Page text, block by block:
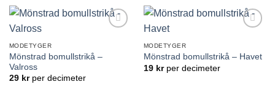
MODETYGER
Mönstrad bomullstrikå –
Valross
29 kr per decimeter
MODETYGER
Mönstrad bomullstrikå – Havet
19 kr per decimeter